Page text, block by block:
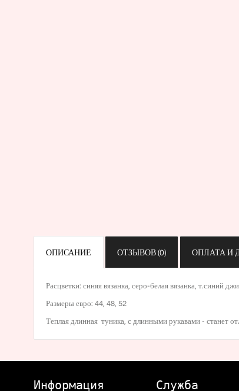
ОПИСАНИЕ ОТЗЫВОВ (0) ОПЛАТА И
Расцветки: синяя вязанка, серо-белая вязанка, т.синий
Размеры евро: 44, 48, 52
Теплая длинная туника, с длинными рукавами - станет
Информация Служба